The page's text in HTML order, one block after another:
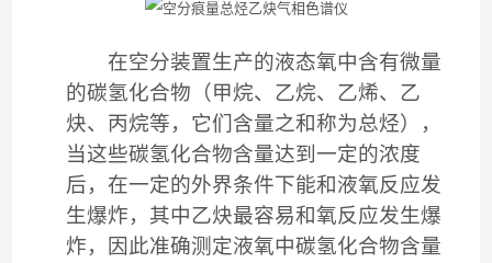
在空分装置生产的液态氧中含有微量
的碳氢化合物（甲烷、乙烷、乙烯、乙
炔、丙烷等，它们含量之和称为总烃），
当这些碳氢化合物含量达到一定的浓度
后，在一定的外界条件下能和液氧反应发
生爆炸，其中乙炔最容易和氧反应发生爆
炸，因此准确测定液氧中碳氢化合物含量